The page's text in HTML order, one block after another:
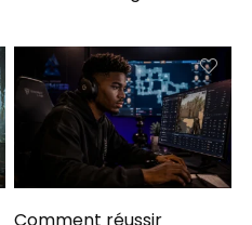
Comment réussir